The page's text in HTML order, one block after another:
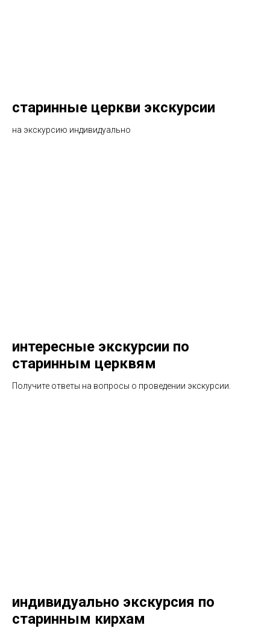
старинные церкви экскурсии
на экскурсию индивидуально
интересные экскурсии по
старинным церквям
Получите ответы на вопросы о проведении экскурсии.
индивидуально экскурсия по
старинным кирхам